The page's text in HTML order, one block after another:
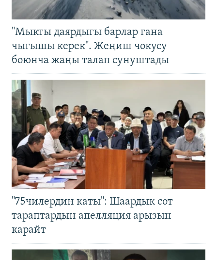
"Мыкты даярдыгы барлар гана
чыгышы керек". Жеңиш чокусу
боюнча жаңы талап сунуштады
"75чилердин каты": Шаардык сот
тараптардын апелляция арызын
карайт